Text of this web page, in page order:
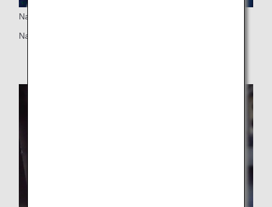
Nackstöd
Nackstöd justerbart i 6 lägen